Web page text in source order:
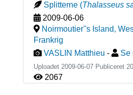
Splitterne (Thalasseus
2009-06-06
Noirmoutier''s Island,
Frankrig
VASLIN Matthieu - Se
Uploadet 2009-06-07 Publiceret
2067